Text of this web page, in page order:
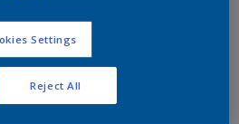
kiekio skaičiuoklė
Skaičiuoti
Settings
Reject All